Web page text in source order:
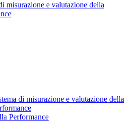
misurazione e valutazione della
di misurazione e valutazione della
Performance